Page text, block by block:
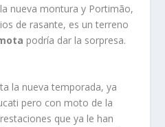
nueva montura y Portimão,
de rasante, es un terreno
podría dar la sorpresa.
la nueva temporada, ya
pero con moto de la
que ya le han